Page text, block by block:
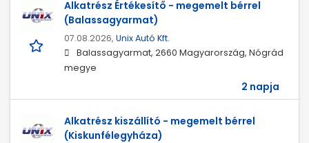
Alkatrész Értékesítő - megemelt bérrel
(Balassagyarmat)
07.08.2026, Unix Autó Kft.
Balassagyarmat, 2660 Magyarország, Nógrád
megye
2 napja
Alkatrész kiszállító - megemelt bérrel
(Kiskunfélegyháza)